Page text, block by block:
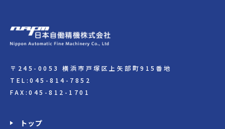
〒245-0053 横浜市戸塚区上矢部町915番地
TEL:045-814-7852
FAX:045-812-1701
トップ